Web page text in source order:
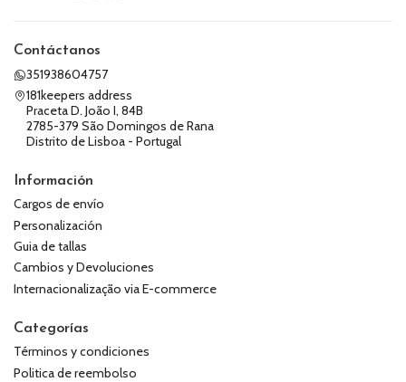
Contáctanos
351938604757
181keepers address
Praceta D. João I, 84B
2785-379 São Domingos de Rana
Distrito de Lisboa - Portugal
Información
Cargos de envío
Personalización
Guia de tallas
Cambios y Devoluciones
Internacionalização via E-commerce
Categorías
Términos y condiciones
Politica de reembolso